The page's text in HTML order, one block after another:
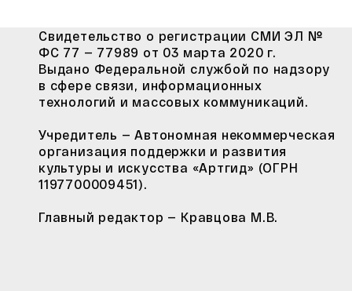
Свидетельство о регистрации СМИ ЭЛ №
ФС 77 — 77989 от 03 марта 2020 г.
Выдано Федеральной службой по надзору
в сфере связи, информационных
технологий и массовых коммуникаций.
Учредитель — Автономная некоммерческая
организация поддержки и развития
культуры и искусства «Артгид» (ОГРН
1197700009451).
Главный редактор — Кравцова М.В.